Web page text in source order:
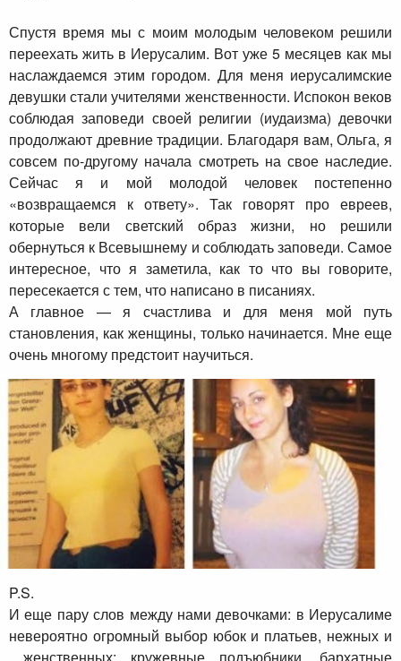
Спустя время мы с моим молодым человеком решили
переехать жить в Иерусалим. Вот уже 5 месяцев как мы
наслаждаемся этим городом. Для меня иерусалимские
девушки стали учителями женственности. Испокон веков
соблюдая заповеди своей религии (иудаизма) девочки
продолжают древние традиции. Благодаря вам, Ольга, я
совсем по-другому начала смотреть на свое наследие.
Сейчас я и мой молодой человек постепенно
«возвращаемся к ответу». Так говорят про евреев,
которые вели светский образ жизни, но решили
обернуться к Всевышнему и соблюдать заповеди. Самое
интересное, что я заметила, как то что вы говорите,
пересекается с тем, что написано в писаниях.
А главное — я счастлива и для меня мой путь
становления, как женщины, только начинается. Мне еще
очень многому предстоит научиться.
P.S.
И еще пару слов между нами девочками: в Иерусалиме
невероятно огромный выбор юбок и платьев, нежных и
женственных: кружевные подъюбники, бархатные